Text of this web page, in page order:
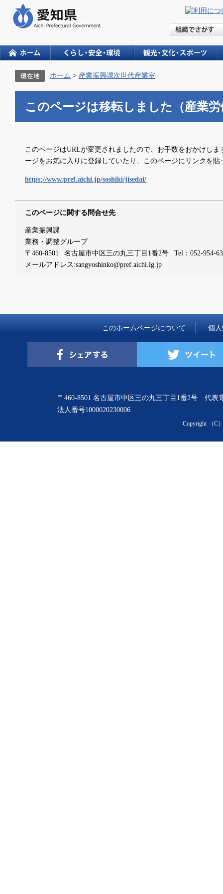
ホーム > 産業振興課次世代産業室
このページは移転しました（産業
このページはURLが変更されましたので、お手数をおかけし
ージをお気に入りに登録していたり、このページにリンクを
https://www.pref.aichi.jp/soshiki/jisedai/
このページに関する問合せ先
産業振興課
業務・調整グループ
〒460-8501
名古屋市中区三の丸三丁目1番2号
Tel：052-954-
メールアドレス:sangyoshinko@pref.aichi.lg.jp
このホームページについて 個
〒460-8501 名古屋市中区三の丸三丁目1番2号 代表
法人番号1000020230006
Copyright （C